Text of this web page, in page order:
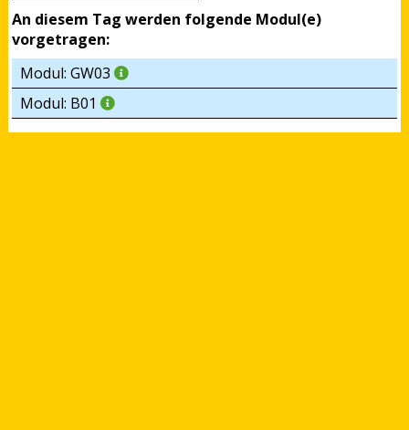
An diesem Tag werden folgende Modul(e)
vorgetragen:
Modul: GW03
Modul: B01